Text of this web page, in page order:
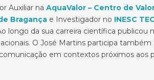
Auxiliar na AquaValor – Centro de
Bragança e Investigador no INESC
longo da sua carreira científica
O José Martins participa
em contextos próximos